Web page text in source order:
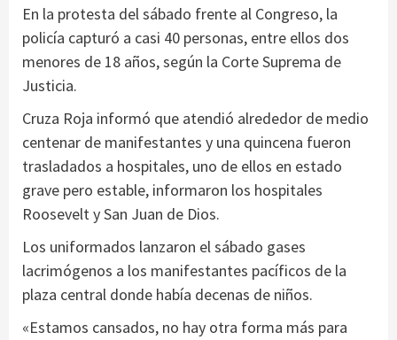
En la protesta del sábado frente al Congreso, la
policía capturó a casi 40 personas, entre ellos dos
menores de 18 años, según la Corte Suprema de
Justicia.
Cruza Roja informó que atendió alrededor de medio
centenar de manifestantes y una quincena fueron
trasladados a hospitales, uno de ellos en estado
grave pero estable, informaron los hospitales
Roosevelt y San Juan de Dios.
Los uniformados lanzaron el sábado gases
lacrimógenos a los manifestantes pacíficos de la
plaza central donde había decenas de niños.
«Estamos cansados, no hay otra forma más para